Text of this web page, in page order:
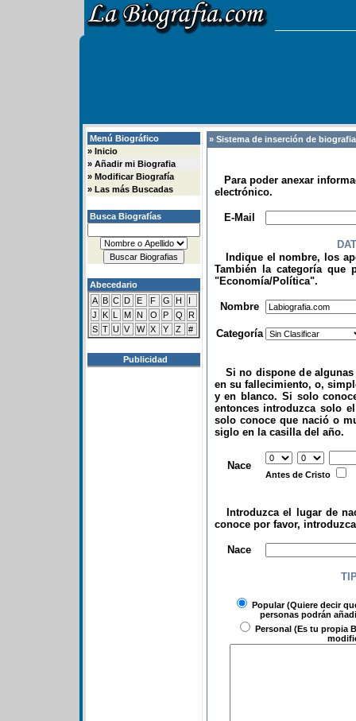
Menú Biográfico
» Inicio
» Añadir mi Biografia
» Modificar Biografía
» Las más Buscadas
Busca Biografías
Abecedario
A B C D E F G H
I
J
K L M N O P Q
R
S T U V W X Y Z #
Publicidad
» Sistema de inserción de
Para poder anexar
electrónico.
E-Mail
Indique el nombre, los
También la categoría que
"Economía/Política".
Nombre
Categoría
Si no dispone de algunas
en su fallecimiento, o,
y en blanco. Si solo
entonces introduzca solo
solo conoce que nació o
siglo en la casilla del año.
Nace
Antes de Cristo
Introduzca el lugar de
conoce por favor,
Nace
Popular(Quiere decir
personas podrán
Personal (Es tu propia